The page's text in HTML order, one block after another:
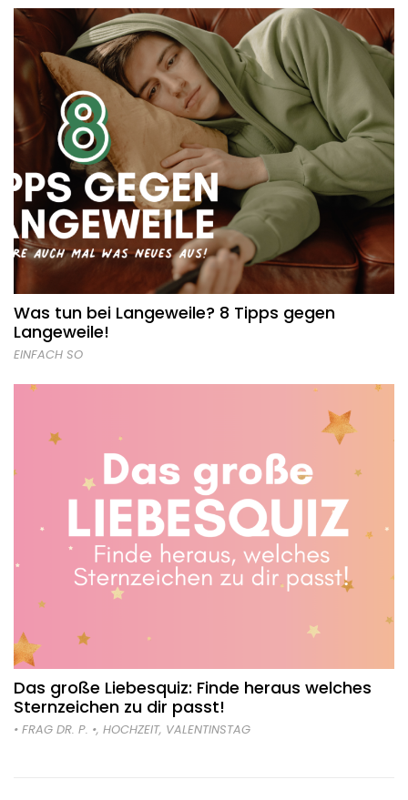
Was tun bei Langeweile? 8 Tipps gegen
Langeweile!
EINFACH SO
Das große Liebesquiz: Finde heraus welches
Sternzeichen zu dir passt!
• FRAG DR. P. •, HOCHZEIT, VALENTINSTAG